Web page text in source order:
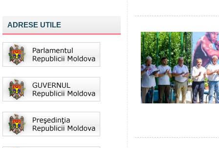
ADRESE UTILE